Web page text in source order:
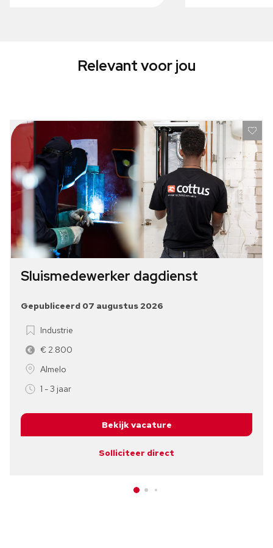
Relevant voor jou
Sluismedewerker dagdienst
Gepubliceerd 07 augustus 2026
Industrie
€ 2.800
Almelo
1 - 3 jaar
Solliciteer direct
Bekijk vacature